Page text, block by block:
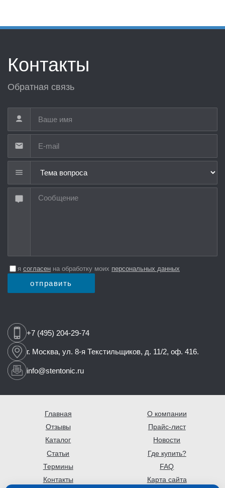
Контакты
Обратная связь
Тема вопроса
я согласен на обработку моих персональных данных
отправить
+7 (495) 204-29-74
г. Москва, ул. 8-я Текстильщиков, д. 11/2, оф. 416.
info@stentonic.ru
Главная
О компании
Отзывы
Прайс-лист
Каталог
Новости
Статьи
Где купить?
Термины
FAQ
Контакты
Карта сайта